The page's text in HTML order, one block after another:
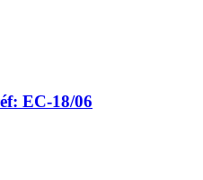
EC-18/06